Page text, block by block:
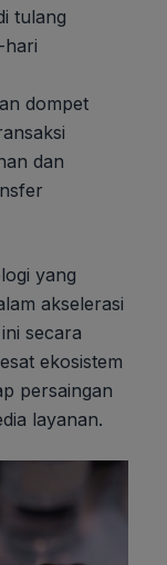
tulang
hari
dompet
dan
yang
akselerasi
secara
ekosistem
persaingan
layanan.